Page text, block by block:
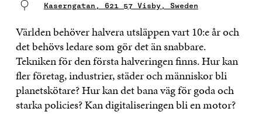
Kaserngatan, 621 57 Visby, Sweden
Världen behöver halvera utsläppen vart 10:e år och
det behövs ledare som gör det än snabbare.
Tekniken för den första halveringen finns. Hur kan
fler företag, industrier, städer och människor bli
planetskötare? Hur kan det bana väg för goda och
starka policies? Kan digitaliseringen bli en motor?